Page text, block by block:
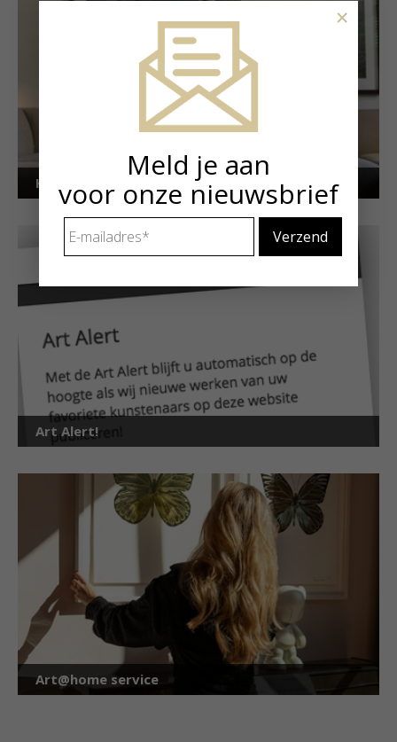
Kunstuitleen voor particulieren
Art Alert!
Art@home service
Meld je aan
voor onze nieuwsbrief
mailadres *
×